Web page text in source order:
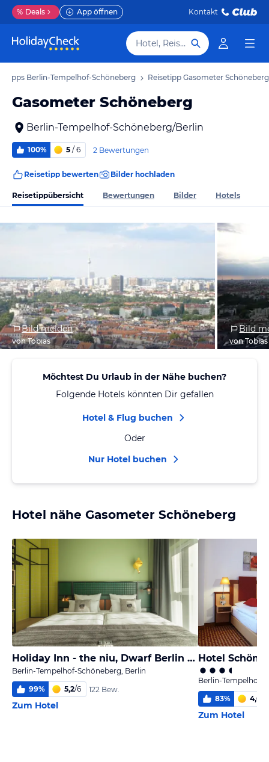
% Deals App öffnen Kontakt
Hotel, Reiseziel
Berlin-Tempelhof-Schöneberg Reisetipp Gasometer Schöneberg
Gasometer Schöneberg
Berlin-Tempelhof-Schöneberg/Berlin
100% 5 / 6 2 Bewertungen
Reisetipp bewerten Bilder hochladen
Reisetippübersicht Bewertungen Bilder Hotels
Bild melden
von Tobias
Bild
von Tobias
Möchtest Du Urlaub in der Nähe buchen?
Folgende Hotels könnten Dir gefallen
Hotel & Flug buchen
Oder
Nur Hotel buchen
Hotel nähe Gasometer Schöneberg
Holiday Inn - the niu, Dwarf Berlin Schöneberg
Berlin-Tempelhof-Schöneberg, Berlin
99% 5,2/6 122 Bew.
Zum Hotel
Hotel
Berlin-Tempelhof-
83% 4,6
Zum Hotel